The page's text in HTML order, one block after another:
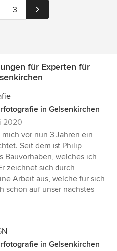
3
für Experten für
in Gelsenkirchen
2020
mich vor nun 3 Jahren ein
Seit dem ist Philip
Bauvorhaben, welches ich
zeichnet sich durch
Arbeit aus, welche für sich
schon auf unser nächstes
in Gelsenkirchen